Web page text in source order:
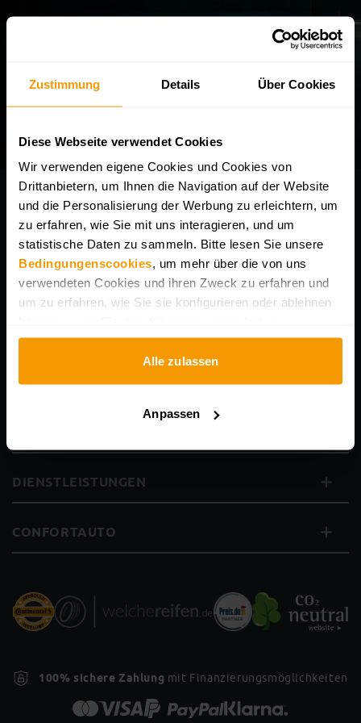
Zustimmung Details Über Cookies
Diese Webseite verwendet Cookies
Wir verwenden eigene Cookies und Cookies von
Drittanbietern, um Ihnen die Navigation auf der Website
und die Personalisierung der Werbung zu erleichtern, um
zu erfahren, wie Sie mit uns interagieren, und um
statistische Daten zu sammeln. Bitte lesen Sie unsere
Bedingungenscookies, um mehr über die von uns
verwendeten Cookies und ihren Zweck zu erfahren und
um zu erfahren, wie Sie sie konfigurieren oder ablehnen
Alle zulassen
Anpassen
FacebookInstagram
REIFEN
DIENSTLEISTUNGEN
CONFORTAUTO
100% sichere Zahlung mit Finanzierungsmöglichkeiten